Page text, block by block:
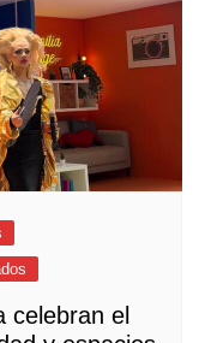
celebran el